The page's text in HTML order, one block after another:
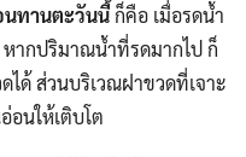
นทานตะวันนี้ก็คือ เมื่อรดน้ำ
ากปริมาณน้ำที่รดมากไป ก็
ได้ ส่วนบริเวณฝาขวดที่เจาะ
อนให้เติบโต